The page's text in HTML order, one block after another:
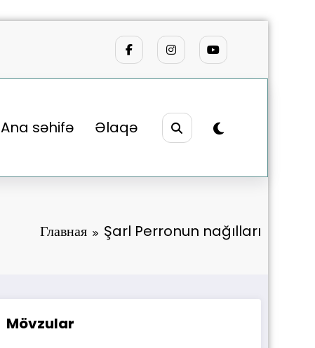
Ana səhifə Əlaqə
Главная Şarl Perronun nağılları
Mövzular